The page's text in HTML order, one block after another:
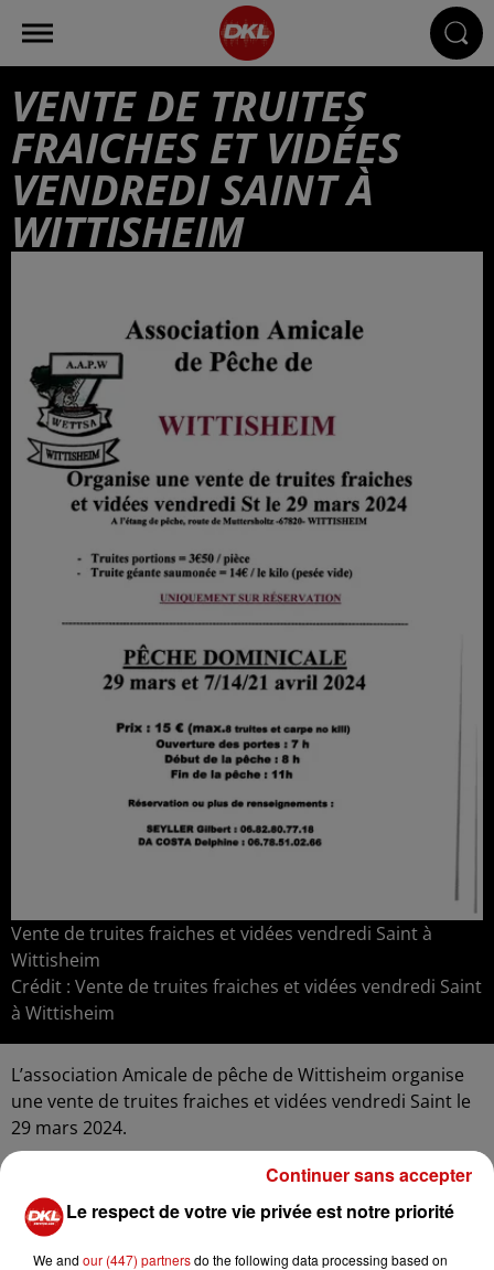
VENTE DE TRUITES
FRAICHES ET VIDÉES
VENDREDI SAINT À
WITTISHEIM
Vente de truites fraiches et vidées vendredi Saint à
Wittisheim
Crédit : Vente de truites fraiches et vidées vendredi Saint
à Wittisheim
L’association Amicale de pêche de Wittisheim organise
une vente de truites fraiches et vidées vendredi Saint le
29 mars 2024.
Truite géante saumonée = 14€ / le kilo (pesée vide)
Uniquement sur réservation au 06.78.51.02.66
Le respect de votre vie privée est notre priorité
We and our (447) partnersdo the following data processing based on
Continuer sans accepter